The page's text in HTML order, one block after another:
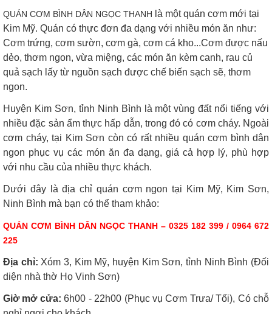
QUÁN CƠM BÌNH DÂN NGỌC THANH là một quán cơm mới tại
Kim Mỹ. Quán có thực đơn đa dạng với nhiều món ăn như:
Cơm trứng, cơm sườn, cơm gà, cơm cá kho...Cơm được nấu
dẻo, thơm ngon, vừa miệng, các món ăn kèm canh, rau củ
quả sạch lấy từ nguồn sạch được chế biến sạch sẽ, thơm
ngon.
Huyện Kim Sơn, tỉnh Ninh Bình là một vùng đất nổi tiếng với
nhiều đặc sản ẩm thực hấp dẫn, trong đó có cơm cháy. Ngoài
cơm cháy, tại Kim Sơn còn có rất nhiều quán cơm bình dân
ngon phục vụ các món ăn đa dạng, giá cả hợp lý, phù hợp
với nhu cầu của nhiều thực khách.
Dưới đây là địa chỉ quán cơm ngon tại Kim Mỹ, Kim Sơn,
Ninh Bình mà bạn có thể tham khảo:
QUÁN CƠM BÌNH DÂN NGỌC THANH – 0325 182 399 / 0964 672
225
Địa chỉ: Xóm 3, Kim Mỹ, huyện Kim Sơn, tỉnh Ninh Bình (Đối
diện nhà thờ Họ Vinh Sơn)
Giờ mở cửa: 6h00 - 22h00 (Phục vụ Cơm Trưa/ Tối), Có chỗ